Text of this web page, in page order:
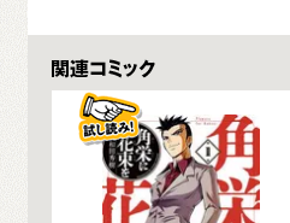
関連コミックス